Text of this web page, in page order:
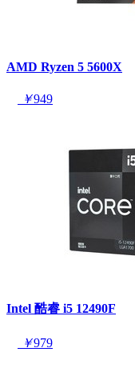
AMD Ryzen 5 5600X
￥949
Intel 酷睿 i5 12490F
￥979